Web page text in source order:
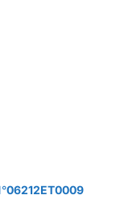
06212ET0009